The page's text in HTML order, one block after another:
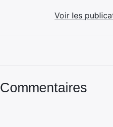
Voir les
Commentaires